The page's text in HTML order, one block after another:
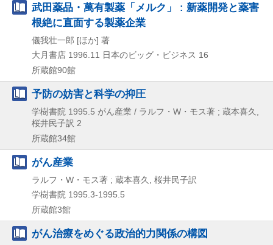
武田薬品・萬有製薬「メルク」 : 新薬開発と薬害
根絶に直面する製薬企業
儀我壮一郎 [ほか] 著
大月書店 1996.11 日本のビッグ・ビジネス 16
所蔵館90館
予防の妨害と科学の抑圧
学樹書院 1995.5 がん産業 / ラルフ・W・モス著 ; 蔵本喜久,
桜井民子訳 2
所蔵館34館
がん産業
ラルフ・W・モス著 ; 蔵本喜久, 桜井民子訳
学樹書院 1995.3-1995.5
所蔵館3館
がん治療をめぐる政治的力関係の構図